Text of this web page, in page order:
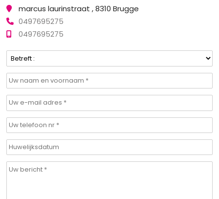
marcus laurinstraat , 8310 Brugge
0497695275
0497695275